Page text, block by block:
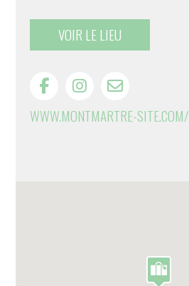
VOIR LE LIEU
WWW.MONTMARTRE-SITE.COM/